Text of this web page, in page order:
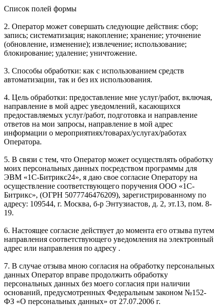
Список полей формы
2. Оператор может совершать следующие действия: сбор;
запись; систематизация; накопление; хранение; уточнение
(обновление, изменение); извлечение; использование;
блокирование; удаление; уничтожение.
3. Способы обработки: как с использованием средств
автоматизации, так и без их использования.
4. Цель обработки: предоставление мне услуг/работ, включая,
направление в мой адрес уведомлений, касающихся
предоставляемых услуг/работ, подготовка и направление
ответов на мои запросы, направление в мой адрес
информации о мероприятиях/товарах/услугах/работах
Оператора.
5. В связи с тем, что Оператор может осуществлять обработку
моих персональных данных посредством программы для
ЭВМ «1С-Битрикс24», я даю свое согласие Оператору на
осуществление соответствующего поручения ООО «1С-
Битрикс», (ОГРН 5077746476209), зарегистрированному по
адресу: 109544, г. Москва, б-р Энтузиастов, д. 2, эт.13, пом. 8-
19.
6. Настоящее согласие действует до момента его отзыва путем
направления соответствующего уведомления на электронный
адрес или направления по адресу .
7. В случае отзыва мною согласия на обработку персональных
данных Оператор вправе продолжить обработку
персональных данных без моего согласия при наличии
оснований, предусмотренных Федеральным законом №152-
ФЗ «О персональных данных» от 27.07.2006 г.